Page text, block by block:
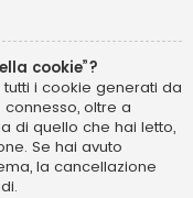
cookie”?
tutti i cookie generati da
oltre a
di quello che hai letto,
Se hai avuto
la cancellazione